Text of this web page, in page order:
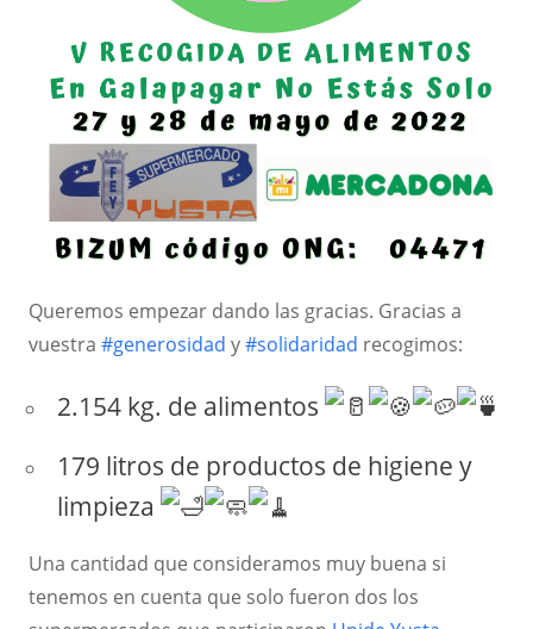
Queremos empezar dando las gracias. Gracias a
vuestra #generosidad y#solidaridad recogimos:
2.154 kg. de alimentos
179 litros de productos de higiene y
limpieza
Una cantidad que consideramos muy buena si
tenemos en cuenta que solo fueron dos los